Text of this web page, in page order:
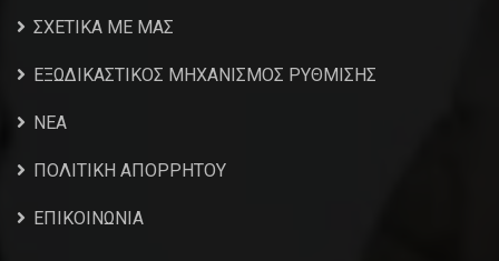
ΣΧΕΤΙΚΑ ΜΕ ΜΑΣ
ΕΞΩΔΙΚΑΣΤΙΚΟΣ ΜΗΧΑΝΙΣΜΟΣ ΡΥΘΜΙΣΗΣ
NEA
ΠΟΛΙΤΙΚΗ ΑΠΟΡΡΗΤΟΥ
ΕΠΙΚΟΙΝΩΝΙΑ